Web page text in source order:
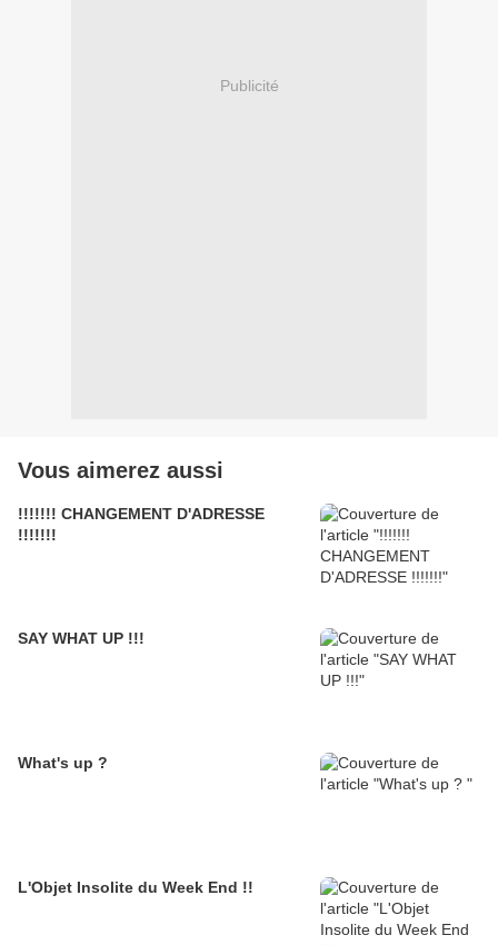
Publicité
Vous aimerez aussi
!!!!!!! CHANGEMENT D'ADRESSE
!!!!!!!
SAY WHAT UP !!!
What's up ?
L'Objet Insolite du Week End !!